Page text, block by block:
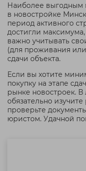
Наиболее выгодным
в новостройке
период активного
достигли
важно учитывать
(для проживания
сдачи объекта.
Если вы хотите
покупку на этапе
рынке новостроек.
обязательно
проверьте
юристом. Удачной